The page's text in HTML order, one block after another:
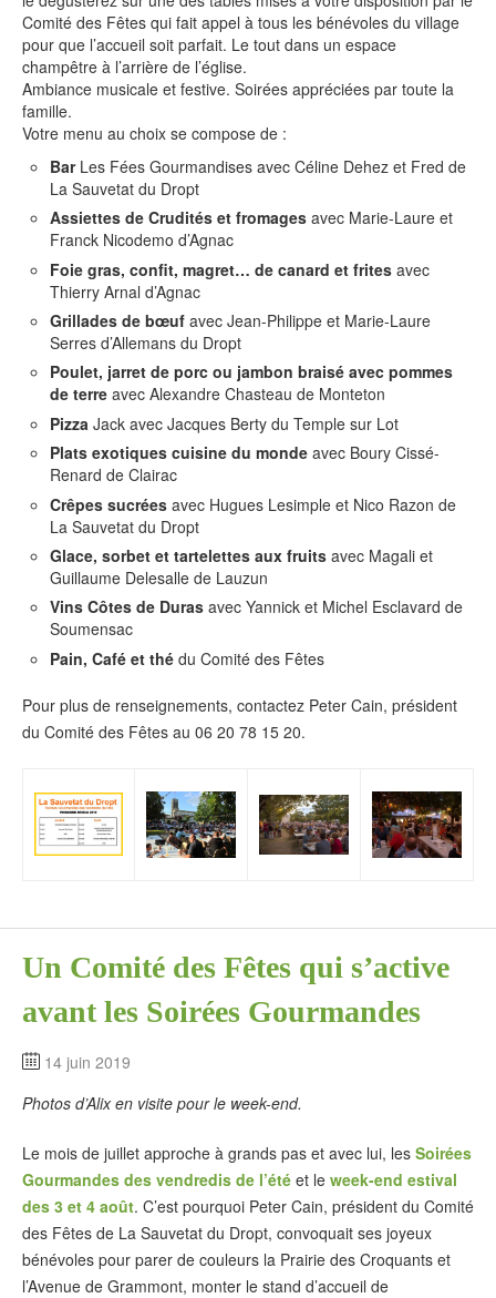
Comité des Fêtes qui fait appel à tous les bénévoles du village
pour que l’accueil soit parfait. Le tout dans un espace
champêtre à l’arrière de l’église.
Ambiance musicale et festive. Soirées appréciées par toute la
famille.
Votre menu au choix se compose de :
BarLes Fées Gourmandises avec Céline Dehez et Fred de
La Sauvetat du Dropt
Assiettes de Crudités et fromages avec Marie-Laure et
Franck Nicodemo d’Agnac
Foie gras, confit, magret… de canard et frites avec
Thierry Arnal d’Agnac
Grillades de bœuf avec Jean-Philippe et Marie-Laure
Serres d’Allemans du Dropt
Poulet, jarret de porc ou jambon braisé avec pommes
de terre avec Alexandre Chasteau de Monteton
Pizza Jack avec Jacques Berty du Temple sur Lot
Plats exotiques cuisine du monde avec Boury Cissé-
Renard de Clairac
Crêpes sucrées avec Hugues Lesimple et Nico Razon de
La Sauvetat du Dropt
Glace, sorbet et tartelettes aux fruits avec Magali et
Guillaume Delesalle de Lauzun
Vins Côtes de Duras avec Yannick et Michel Esclavard de
Soumensac
Pain, Café et thé du Comité des Fêtes
Pour plus de renseignements, contactez Peter Cain, président
du Comité des Fêtes au 06 20 78 15 20.
Un Comité des Fêtes qui s’active
avant les Soirées Gourmandes
14 juin 2019
Photos d’Alix en visite pour le week-end.
Le mois de juillet approche à grands pas et avec lui, les Soirées
Gourmandes des vendredis de l’été et le week-end estival
des 3 et 4 août. C’est pourquoi Peter Cain, président du Comité
des Fêtes de La Sauvetat du Dropt, convoquait ses joyeux
bénévoles pour parer de couleurs la Prairie des Croquants et
l’Avenue de Grammont, monter le stand d’accueil de